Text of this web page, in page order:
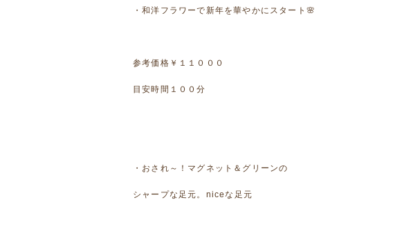
・和洋フラワーで新年を華やかにスタート🌸
参考価格￥１１０００
目安時間１００分
・おされ～！マグネット＆グリーンの
シャープな足元。niceな足元